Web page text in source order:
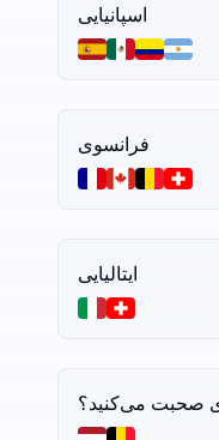
اسپانیایی
فرانسوی
ایتالیایی
صحبت می‌کنید؟